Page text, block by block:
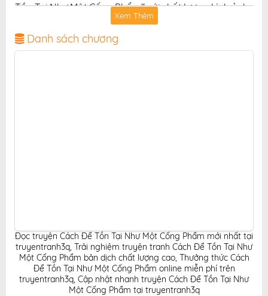
Tồn Tại Như Một Cống Phẩm" với chất lượng hình ảnh
sắc nét, bản dịch chuẩn và giao diện thân thiện, mang
đến trải nghiệm đọc truyện hấp dẫn, tiện lợi, hoàn
toàn miễn phí cho độc giả yêu thích truyện tranh
Xem Thêm
Danh sách chương
Đọc truyện Cách Để Tồn Tại Như Một Cống Phẩm mới nhất tại
truyentranh3q, Trải nghiệm truyện tranh Cách Để Tồn Tại Như
Một Cống Phẩm bản dịch chất lượng cao, Thưởng thức Cách
Để Tồn Tại Như Một Cống Phẩm online miễn phí trên
truyentranh3q, Cập nhật nhanh truyện Cách Để Tồn Tại Như
Một Cống Phẩm tại truyentranh3q